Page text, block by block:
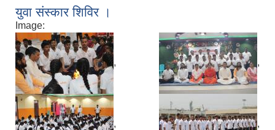
युवा संस्कार शिविर ।
Image:
, ,
, ,